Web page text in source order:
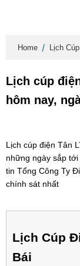
Home Lịch
Lịch cúp
hôm nay,
Lịch cúp điện Tân
những ngày sắp
tin Tổng Công Ty
chính sát nhất
Lịch Cúp
Bái